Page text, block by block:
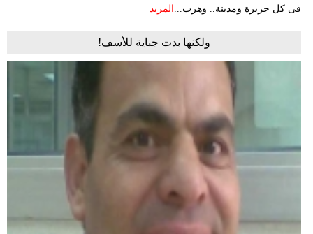
فى كل جزيرة ومدينة.. وهرب... المزيد
ولكنها بدت جباية للأسف!